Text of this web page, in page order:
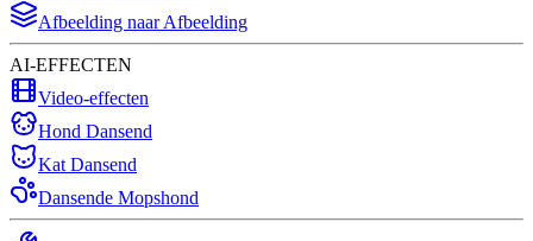
Afbeelding naar Afbeelding
AI-EFFECTEN
Video-effecten
Hond Dansend
Kat Dansend
Dansende Mopshond